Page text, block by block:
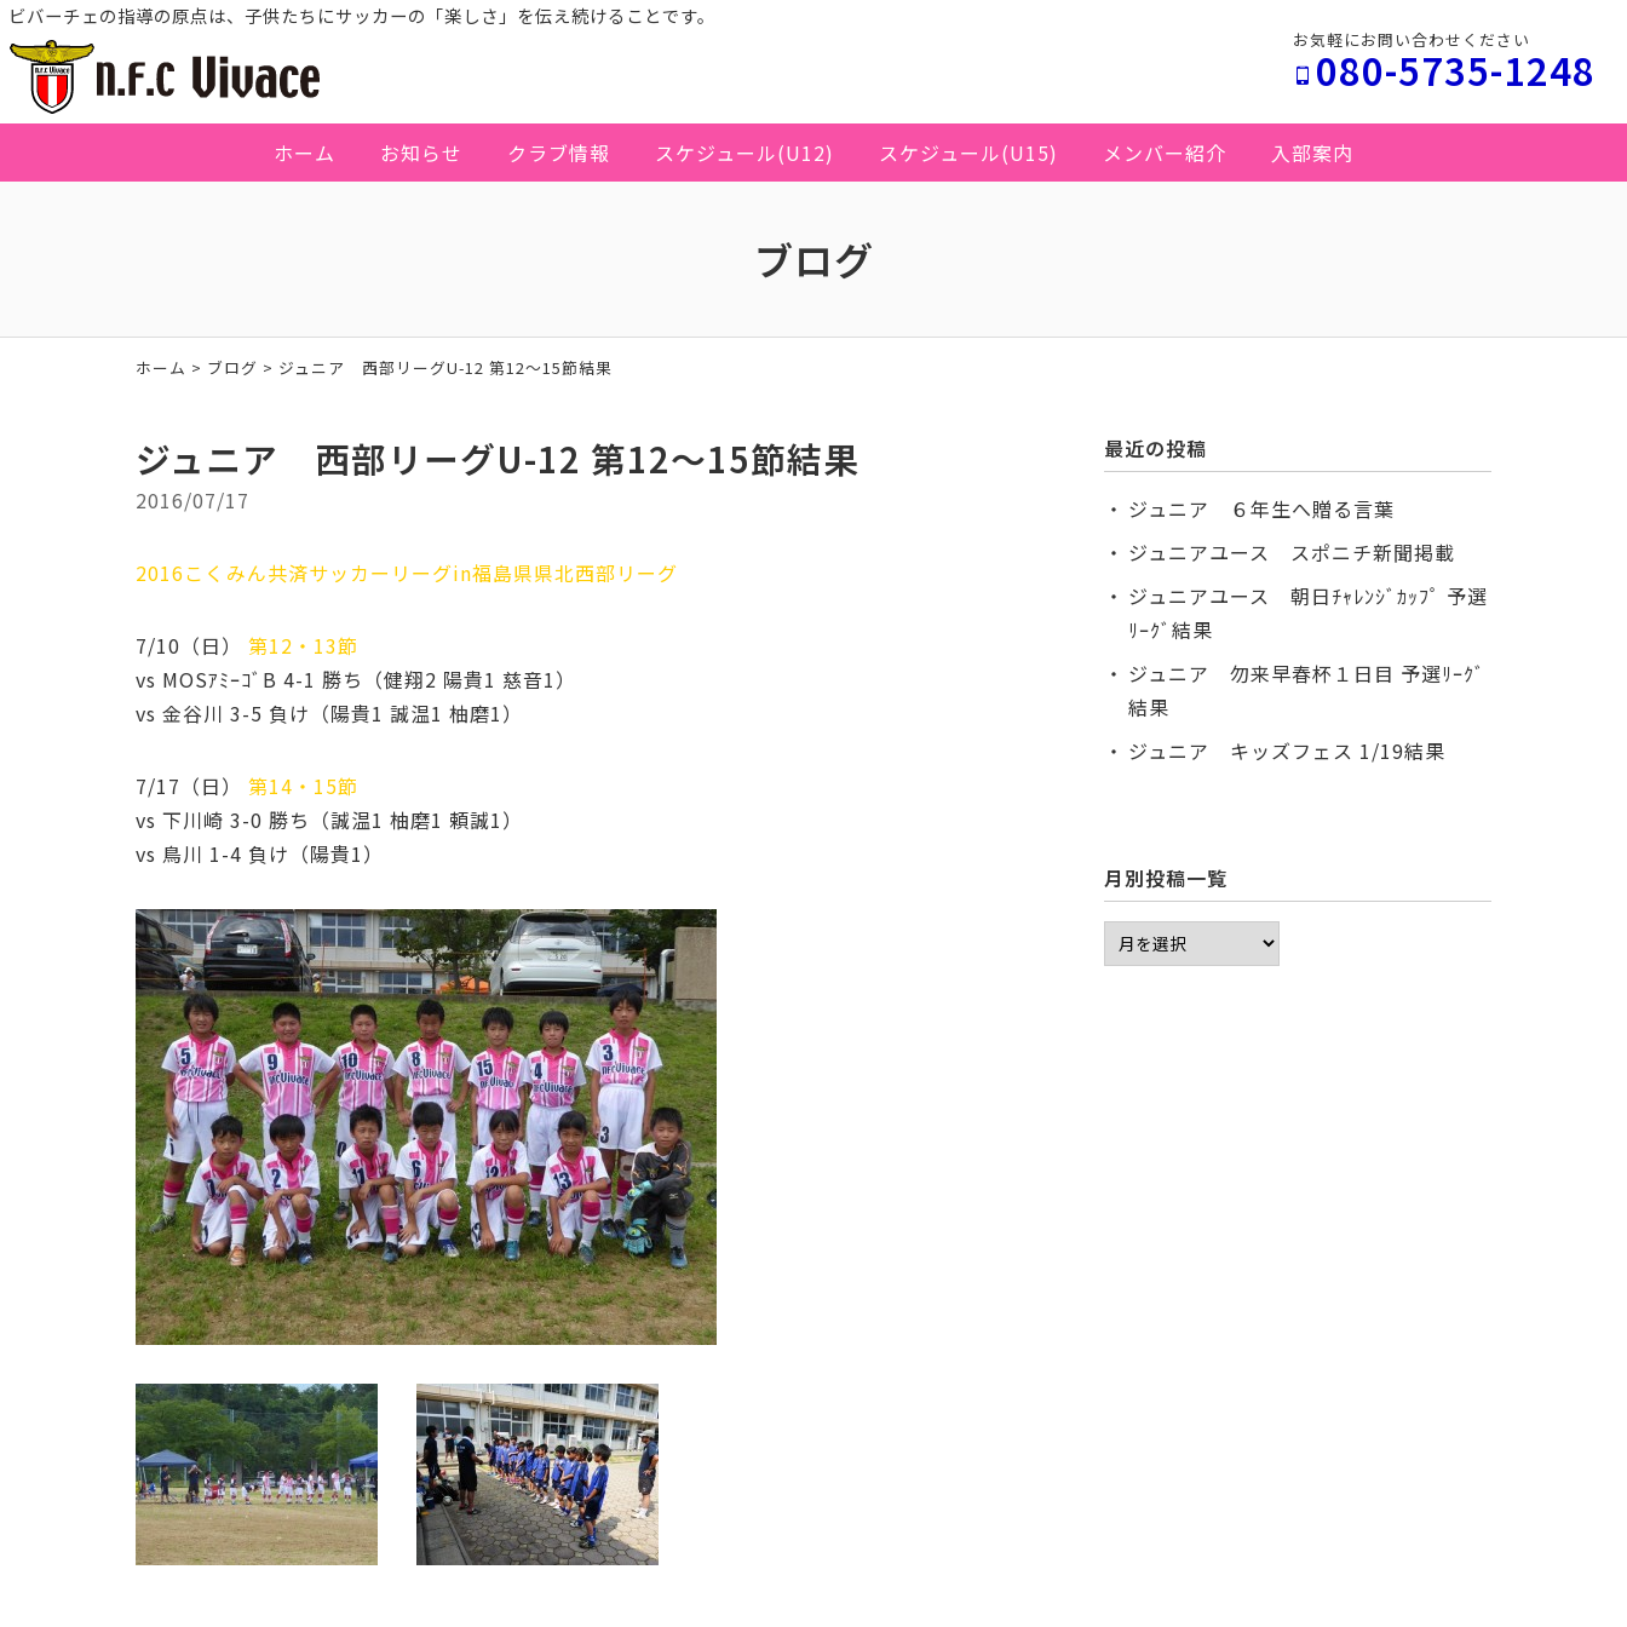
ビバーチェの指導の原点は、子供たちにサッカーの「楽しさ」を伝え続けることです。
お気軽にお問い合わせください
080-5735-1248
ホーム お知らせ クラブ情報 スケジュール(U12) スケジュール(U15) メンバー紹介 入部案内
ブログ
ホーム > ブログ > ジュニア 西部リーグU-12 第12～15節結果
ジュニア 西部リーグU-12 第12～15節結果
2016/07/17
2016こくみん共済サッカーリーグin福島県県北西部リーグ
7/10（日）
第12・13節
vs MOSｱﾐｰｺﾞB 4-1 勝ち（健翔2 陽貴1 慈音1）
vs 金谷川 3-5 負け（陽貴1 誠温1 柚磨1）
7/17（日）
第14・15節
vs 下川崎 3-0 勝ち（誠温1 柚磨1 頼誠1）
vs 鳥川 1-4 負け（陽貴1）
最近の投稿
ジュニア ６年生へ贈る言葉
ジュニアユース スポニチ新聞掲載
ジュニアユース 朝日ﾁｬﾚﾝｼﾞｶｯﾌﾟ 予選
ﾘｰｸﾞ結果
ジュニア 勿来早春杯１日目 予選ﾘｰｸﾞ
結果
ジュニア キッズフェス 1/19結果
月別投稿一覧